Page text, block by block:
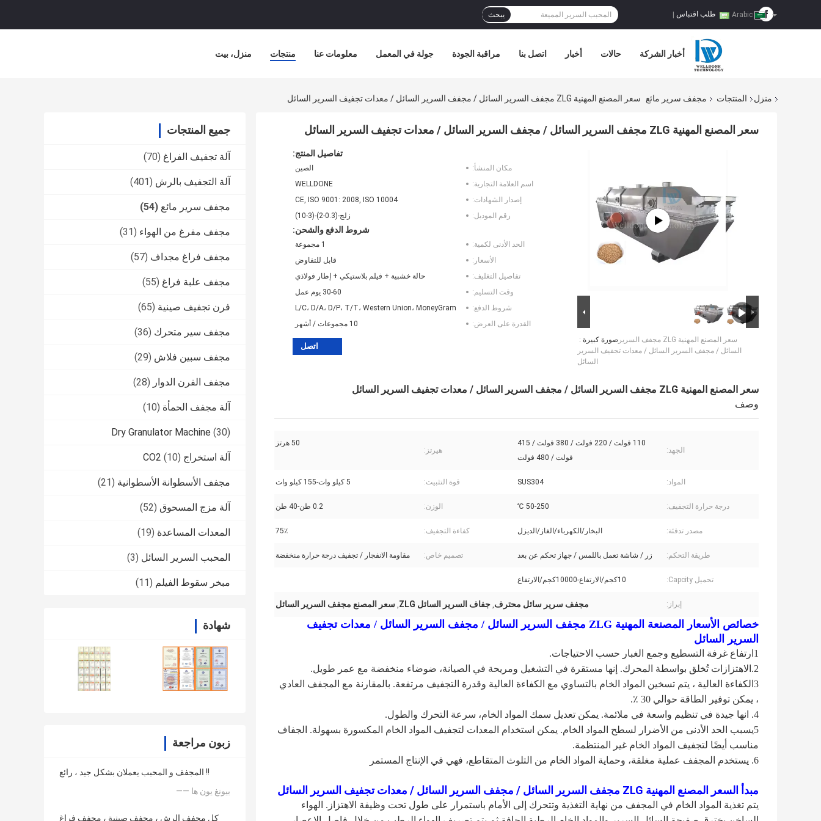
طلب اقتباس يبحث
منزل، بيت منتجات معلومات عنا جولة في المعمل مراقبة الجودة اتصل بنا أخبار حالات أخبار الشركة
منزل المنتجات مجفف سرير مائع سعر المصنع المهنية ZLG مجفف السرير السائل / مجفف السرير السائل / معدات تجفيف السرير السائل
جميع المنتجات
آلة تجفيف الفراغ (70)
آلة التجفيف بالرش (401)
مجفف سرير مائع (54)
مجفف مفرغ من الهواء (31)
مجفف فراغ مجداف (57)
مجفف علبة فراغ (55)
فرن تجفيف صينية (65)
مجفف سير متحرك (36)
مجفف سبين فلاش (29)
مجفف الفرن الدوار (28)
آلة مجفف الحمأة (10)
Dry Granulator Machine (30)
آلة استخراج CO2 (10)
مجفف الأسطوانة الأسطوانية (21)
آلة مزج المسحوق (52)
المعدات المساعدة (19)
المحبب السرير السائل (3)
مبخر سقوط الفيلم (11)
شهادة
زبون مراجعة
المجفف و المحبب يعملان بشكل جيد ، رائع !!
—— بيونغ يون ها
كل مجفف الرش ، مجفف صينية ، مجفف فراغ
سعر المصنع المهنية ZLG مجفف السرير السائل / مجفف السرير السائل / معدات تجفيف السرير السائل
صورة كبيرة : سعر المصنع المهنية ZLG مجفف السرير
السائل / مجفف السرير السائل / معدات تجفيف السرير
السائل
تفاصيل المنتج:
مكان المنشأ:
الصين
اسم العلامة التجارية:
WELLDONE
إصدار الشهادات:
CE, ISO 9001: 2008, ISO 10004
رقم الموديل:
زلج-(0.3-2)-(3-10)
شروط الدفع والشحن:
الحد الأدنى لكمية:
1 مجموعة
الأسعار:
قابل للتفاوض
تفاصيل التغليف:
حالة خشبية + فيلم بلاستيكي + إطار فولاذي
وقت التسليم:
30-60 يوم عمل
شروط الدفع:
L/C، D/A، D/P، T/T، Western Union، MoneyGram
القدرة على العرض:
10 مجموعات / أشهر
اتصل
سعر المصنع المهنية ZLG مجفف السرير السائل / مجفف السرير السائل / معدات تجفيف السرير السائل
وصف
الجهد:
110 فولت / 220 فولت / 380 فولت / 415
فولت / 480 فولت
هيرتز:
50 هرتز
المواد: SUS304 قوة التثبيت: 5 كيلو وات-155 كيلو وات
درجة حرارة التجفيف: 50-250 ℃ الوزن: 0.2 طن-40 طن
مصدر تدفئة: البخار/الكهرباء/الغاز/الديزل كفاءة التجفيف: 75٪
طريقة التحكم: زر / شاشة تعمل باللمس / جهاز تحكم عن بعد تصميم خاص: مقاومة الانفجار / تجفيف درجة حرارة منخفضة
تحميل Capcity: 10كجم/الارتفاع-10000كجم/الارتفاع
إبراز: مجفف سرير سائل محترف, جفاف السرير السائل ZLG , سعر المصنع مجفف السرير السائل
خصائص الأسعار المصنعة المهنية ZLG مجفف السرير السائل / مجفف السرير السائل / معدات تجفيف
السرير السائل
1ارتفاع غرفة التسطيع وجمع الغبار حسب الاحتياجات.
2.الاهتزازات تُخلق بواسطة المحرك. إنها مستقرة في التشغيل ومريحة في الصيانة، ضوضاء منخفضة مع عمر طويل.
3الكفاءة العالية ، يتم تسخين المواد الخام بالتساوي مع الكفاءة العالية وقدرة التجفيف مرتفعة. بالمقارنة مع المجفف العادي
، يمكن توفير الطاقة حوالي 30 ٪.
4. انها جيدة في تنظيم واسعة في ملائمة. يمكن تعديل سمك المواد الخام، سرعة التحرك والطول.
5يسبب الحد الأدنى من الأضرار لسطح المواد الخام. يمكن استخدام المعدات لتجفيف المواد الخام المكسورة بسهولة. الجفاف
مناسب أيضًا لتجفيف المواد الخام غير المنتظمة.
6. يستخدم المجفف عملية مغلقة، وحماية المواد الخام من التلوث المتقاطع، فهي في الإنتاج المستمر
مبدأ السعر المصنع المهنية ZLG مجفف السرير السائل / مجفف السرير السائل / معدات تجفيف السرير السائل
يتم تغذية المواد الخام في المجفف من نهاية التغذية وتتحرك إلى الأمام باستمرار على طول تحت وظيفة الاهتزاز. الهواء